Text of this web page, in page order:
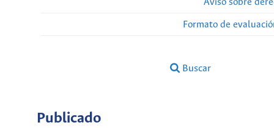
Formato de
Buscar
Publicado